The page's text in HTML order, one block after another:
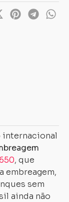
internacional
, que
embreagem,
sem
ainda não